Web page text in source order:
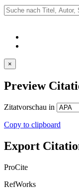
×
Preview
Zitatvorschau in
Copy to clipboard
Export
ProCite
RefWorks